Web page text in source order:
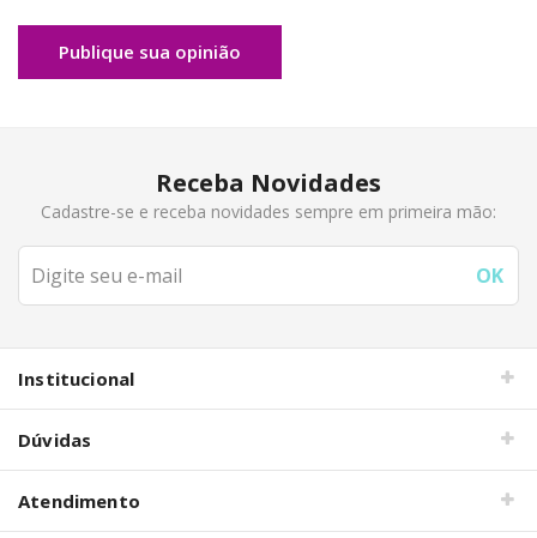
Publique sua opinião
Receba Novidades
Cadastre-se e receba novidades sempre em primeira mão:
Institucional
Dúvidas
Atendimento